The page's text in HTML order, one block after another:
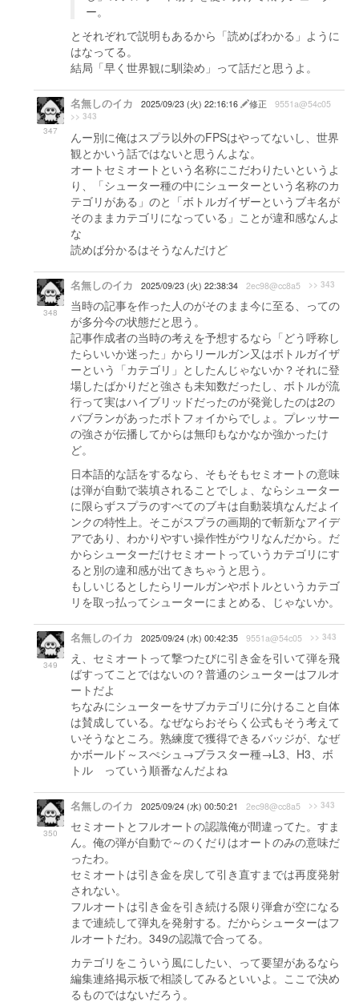
ー。
とそれぞれで説明もあるから「読めばわかる」ように
はなってる。
結局「早く世界観に馴染め」って話だと思うよ。
347
名無しのイカ 2025/09/23 (火) 22:16:16 修正 9551a@54c05
>> 343
んー別に俺はスプラ以外のFPSはやってないし、世界
観とかいう話ではないと思うんよな。
オートセミオートという名称にこだわりたいというよ
り、「シューター種の中にシューターという名称のカ
テゴリがある」のと「ボトルガイザーというブキ名が
そのままカテゴリになっている」ことが違和感なんよ
な
読めば分かるはそうなんだけど
348
名無しのイカ 2025/09/23 (火) 22:38:34 2ec98@cc8a5 >> 343
当時の記事を作った人のがそのまま今に至る、っての
が多分今の状態だと思う。
記事作成者の当時の考えを予想するなら「どう呼称し
たらいいか迷った」からリールガン又はボトルガイザ
ーという「カテゴリ」としたんじゃないか？それに登
場したばかりだと強さも未知数だったし、ボトルが流
行って実はハイブリッドだったのが発覚したのは2の
バブランがあったボトフォイからでしょ。プレッサー
の強さが伝播してからは無印もなかなか強かったけ
ど。
日本語的な話をするなら、そもそもセミオートの意味
は弾が自動で装填されることでしょ、ならシューター
に限らずスプラのすべてのブキは自動装填なんだよイ
ンクの特性上。そこがスプラの画期的で斬新なアイデ
アであり、わかりやすい操作性がウリなんだから。だ
からシューターだけセミオートっていうカテゴリにす
ると別の違和感が出てきちゃうと思う。
もしいじるとしたらリールガンやボトルというカテゴ
リを取っ払ってシューターにまとめる、じゃないか。
349
名無しのイカ 2025/09/24 (水) 00:42:35 9551a@54c05 >> 343
え、セミオートって撃つたびに引き金を引いて弾を飛
ばすってことではないの？普通のシューターはフルオ
ートだよ
ちなみにシューターをサブカテゴリに分けること自体
は賛成している。なぜならおそらく公式もそう考えて
いそうなところ。熟練度で獲得できるバッジが、なぜ
かボールド～スぺシュ→ブラスター種→L3、H3、ボ
トル っていう順番なんだよね
350
名無しのイカ 2025/09/24 (水) 00:50:21 2ec98@cc8a5 >> 343
セミオートとフルオートの認識俺が間違ってた。すま
ん。俺の弾が自動で～のくだりはオートのみの意味だ
ったわ。
セミオートは引き金を戻して引き直すまでは再度発射
されない。
フルオートは引き金を引き続ける限り弾倉が空になる
まで連続して弾丸を発射する。だからシューターはフ
ルオートだわ。349の認識で合ってる。
カテゴリをこういう風にしたい、って要望があるなら
編集連絡掲示板で相談してみるといいよ。ここで決め
るものではないだろう。